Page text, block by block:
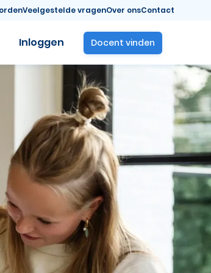
Veelgestelde vragenOver onsContact
Inloggen Docent vinden